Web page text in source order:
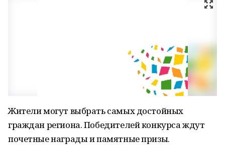
Жители могут выбрать самых достойных
граждан региона. Победителей конкурса ждут
почетные награды и памятные призы.